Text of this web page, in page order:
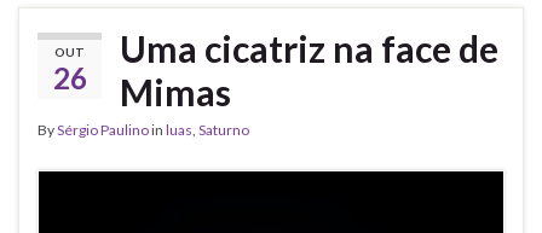
OUT
26
Uma cicatriz na face de
Mimas
BySérgio Paulinoin luas, Saturno